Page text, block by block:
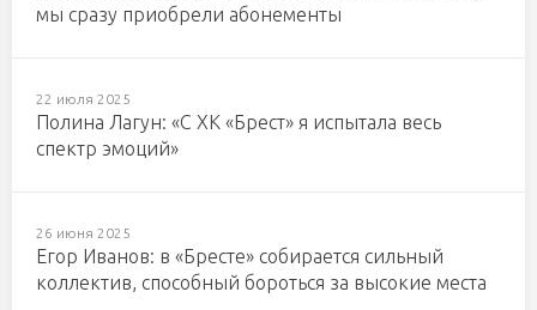
мы сразу приобрели абонементы
22 июля 2025
Полина Лагун: «С ХК «Брест» я испытала весь
спектр эмоций»
26 июня 2025
Егор Иванов: в «Бресте» собирается сильный
коллектив, способный бороться за высокие места